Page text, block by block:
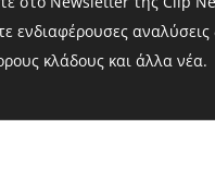
ενδιαφέρουσες αναλύσεις
κλάδους και άλλα νέα.